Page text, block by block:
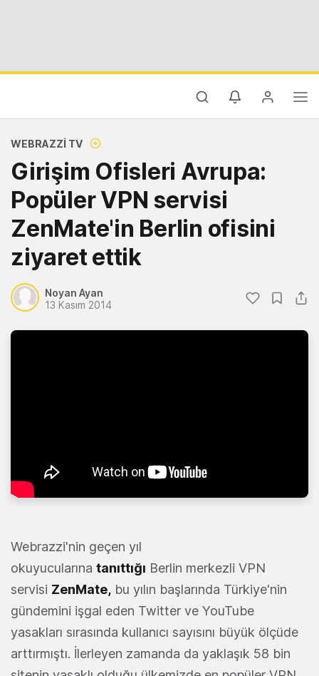
WEBRAZZI TV
Girişim Ofisleri Avrupa:
Popüler VPN servisi
ZenMate'in Berlin ofisini
ziyaret ettik
Noyan Ayan
13 Kasım 2014
Webrazzi'nin geçen yıl
okuyucularına tanıttığı Berlin merkezli VPN
servisi ZenMate, bu yılın başlarında Türkiye'nin
gündemini işgal eden Twitter ve YouTube
yasakları sırasında kullanıcı sayısını büyük ölçüde
arttırmıştı. İlerleyen zamanda da yaklaşık 58 bin